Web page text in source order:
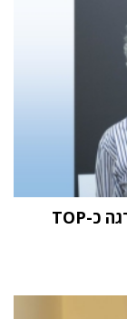
מחקר STKI השנתי: וואן טכנולוגיות דורגה כ-TOP